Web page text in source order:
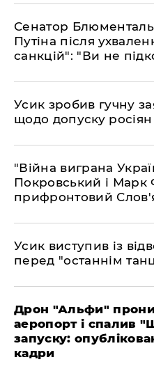
Сенатор
Путіна після
санкцій": "Ви не
Усик зробив гучну
щодо допуску
"Війна виграна
Покровський і Марк
прифронтовий
​Усик виступив із
перед "останнім
​Дрон "Альфи"
аеропорт і спалив
запуску:
кадри